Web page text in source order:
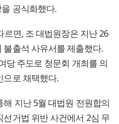
공식화했다.
면, 조 대법원장은 지난 26
출석 사유서를 제출했다.
당 주도로 청문회 개최를 의
으로 채택했다.
지난 5월 대법원 전원합의
거법 위반 사건에서 2심 무